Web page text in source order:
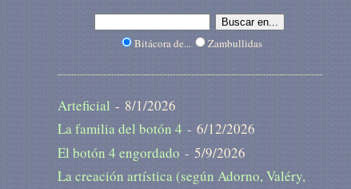
Bitácora de... Zambullidas
Arteficial - 8/1/2026
La familia del botón 4 - 6/12/2026
El botón 4 engordado - 5/9/2026
La creación artística (según Adorno, Valéry,